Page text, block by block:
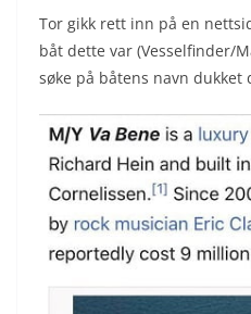
Tor gikk rett inn på en
båt dette var (Vesselfinder/
søke på båtens navn